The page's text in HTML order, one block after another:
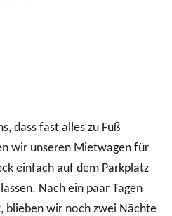
dass fast alles zu Fuß
wir unseren Mietwagen für
einfach auf dem Parkplatz
Nach ein paar Tagen
blieben wir noch zwei Nächte